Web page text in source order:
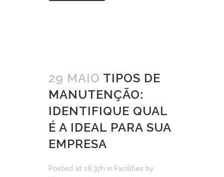
29 MAIO TIPOS DE
MANUTENÇÃO:
IDENTIFIQUE QUAL
É A IDEAL PARA SUA
EMPRESA
Posted at 16:37h in Facilities by